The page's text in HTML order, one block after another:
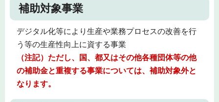
補助対象事業
デジタル化等により生産や業務プロセスの改善を行
う等の生産性向上に資する事業
（注記）ただし、国、都又はその他各種団体等の他
の補助金と重複する事業については、補助対象外と
なります。